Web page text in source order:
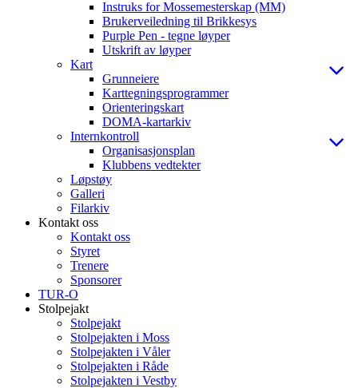
Instruks for Mossemesterskap (MM)
Brukerveiledning til Brikkesys
Purple Pen - tegne løyper
Utskrift av løyper
Kart
Grunneiere
Karttegningsprogrammer
Orienteringskart
DOMA-kartarkiv
Internkontroll
Organisasjonsplan
Klubbens vedtekter
Løpstøy
Galleri
Filarkiv
Kontakt oss
Kontakt oss
Styret
Trenere
Sponsorer
TUR-O
Stolpejakt
Stolpejakt
Stolpejakten i Moss
Stolpejakten i Våler
Stolpejakten i Råde
Stolpejakten i Vestby